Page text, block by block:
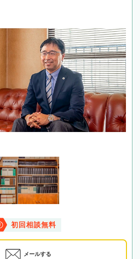
初回相談無料
メールする